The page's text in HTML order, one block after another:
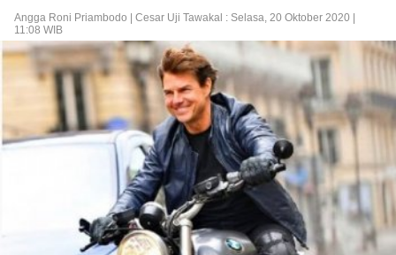
Angga Roni Priambodo | Cesar Uji Tawakal : Selasa, 20 Oktober 2020 |
11:08 WIB